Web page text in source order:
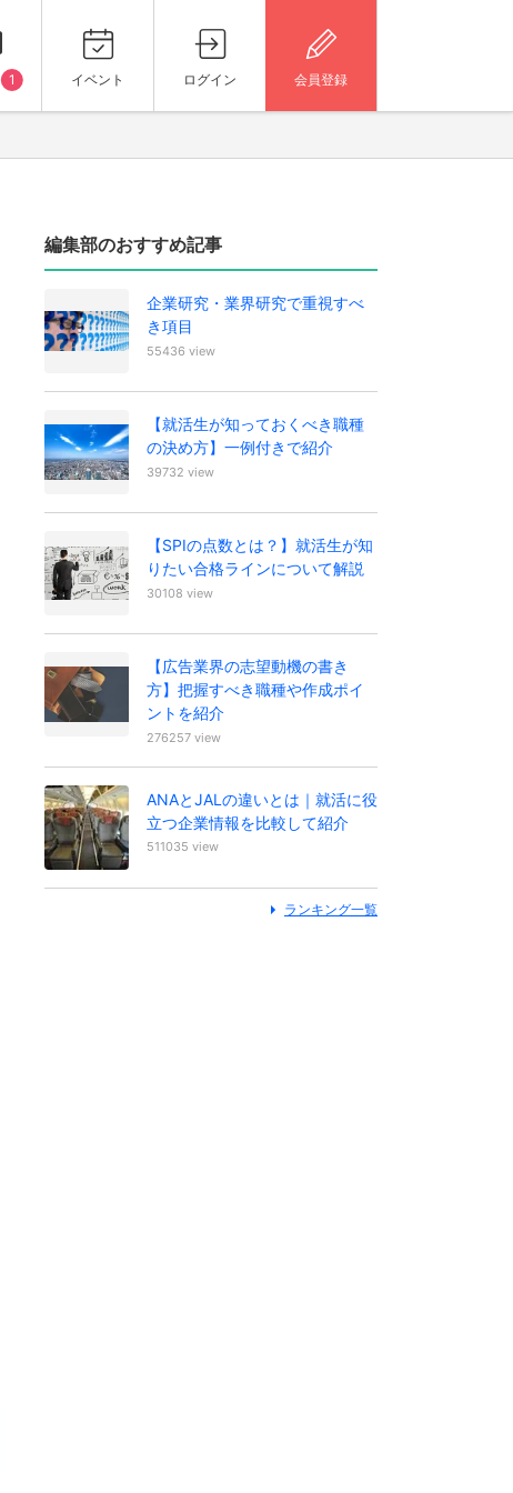
1 イベント ログイン 会員登録
編集部のおすすめ記事
企業研究・業界研究で重視すべ
き項目
55436 view
【就活生が知っておくべき職種
の決め方】一例付きで紹介
39732 view
【SPIの点数とは？】就活生が知
りたい合格ラインについて解説
30108 view
【広告業界の志望動機の書き
方】把握すべき職種や作成ポイ
ントを紹介
276257 view
ANAとJALの違いとは｜就活に役
立つ企業情報を比較して紹介
511035 view
ランキング一覧